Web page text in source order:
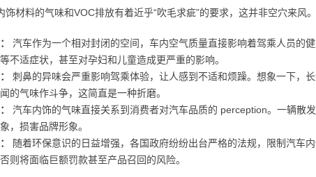
饰材料的气味和VOC排放有着近乎“吹毛求疵”的要求，这并非空穴来风
汽车作为一个相对封闭的空间，车内空气质量直接影响着驾乘人员的
不适症状，甚至对孕妇和儿童造成更严重的影响。
刺鼻的异味会严重影响驾乘体验，让人感到不适和烦躁。想象一下，
的气味作斗争，这简直是一种折磨。
汽车内饰的气味直接关系到消费者对汽车品质的 perception。一辆散
，损害品牌形象。
随着环保意识的日益增强，各国政府纷纷出台严格的法规，限制汽车
则将面临巨额罚款甚至产品召回的风险。